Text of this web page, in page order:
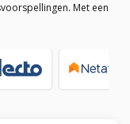
Met een